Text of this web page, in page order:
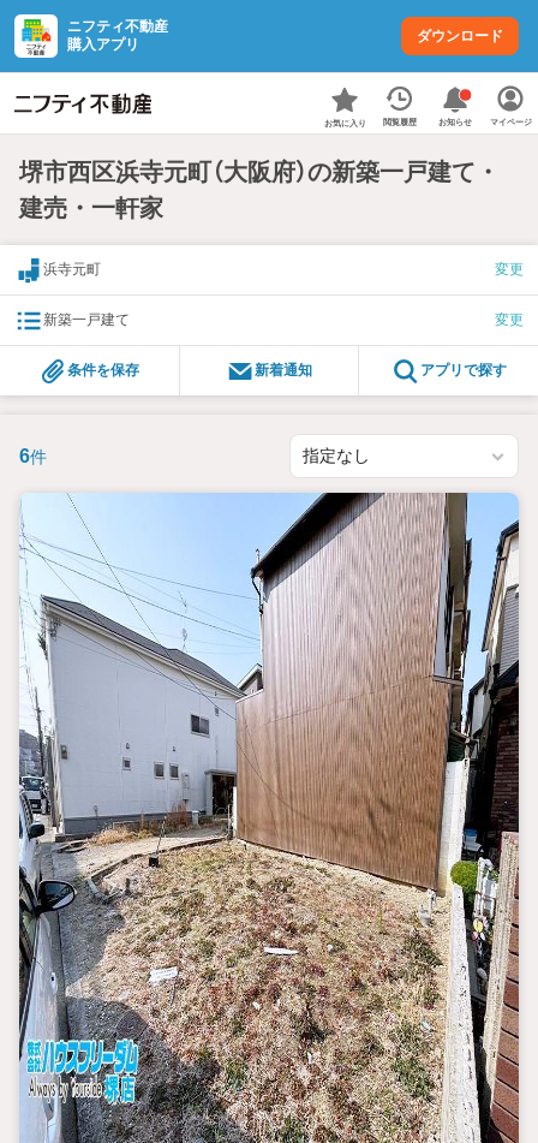
ニフティ不動産
購入アプリ
ダウンロード
お気に入り 閲覧履歴 お知らせ マイページ
堺市西区浜寺元町（大阪府）の新築一戸建て・
建売・一軒家
浜寺元町 変更
新築一戸建て 変更
条件を保存 新着通知 アプリで探す
6件